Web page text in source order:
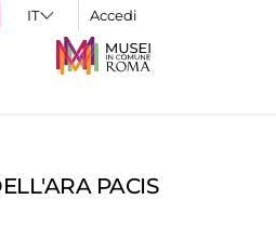
Accedi
PACIS